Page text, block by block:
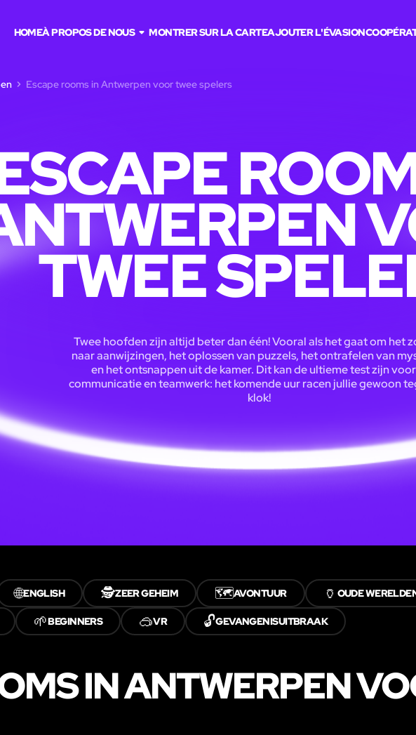
HOMEÀ PROPOS DE NOUS MONTRER SUR LA CARTEAJOUTER L'ÉVASION
Escape rooms in Antwerpen voor twee spelers
TWEE
Twee hoofden zijn altijd beter dan één! Vooral als het gaat om het
naar aanwijzingen, het oplossen van puzzels, het ontrafelen van
en het ontsnappen uit de kamer. Dit kan de ultieme test zijn
communicatie en teamwerk: het komende uur racen jullie gewoon
klok!
🌐ENGLISH 🕵️ZEER GEHEIM 🗺️AVONTUUR 🏺 OUDE
🌱BEGINNERS 🥽VR 🔓GEVANGENISUITBRAAK
IN ANTWERPEN